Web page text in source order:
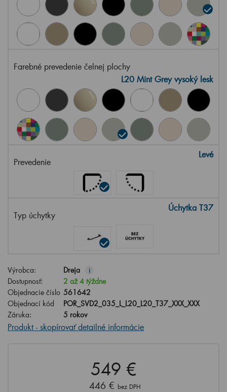
Farebné prevedenie čelnej plochy
L20 Mint Grey vysoký lesk
Prevedenie
Levé
Typ úchytky
Úchytka T37
Výrobca: Dreja i
Dostupnosť:
2 až 4 týždne
Objednacie číslo 561642
Objednací kód
POR_SVD2_035_L_L20_L20_T37_XXX_XXX
Záruka:
5 rokov
Produkt - skopírovať detailné informácie
549 €
446 € bez DPH